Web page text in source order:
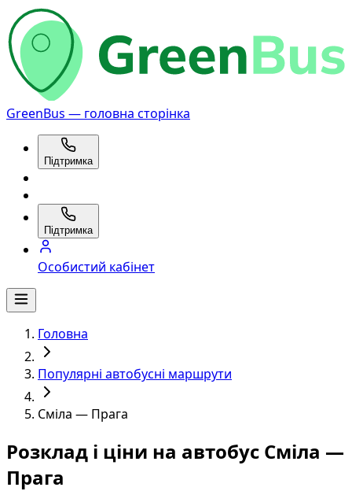
GreenBus — головна сторінка
Підтримка
Підтримка
Особистий кабінет
Головна
Популярні автобусні маршрути
Сміла — Прага
Розклад і ціни на автобус Сміла —
Прага